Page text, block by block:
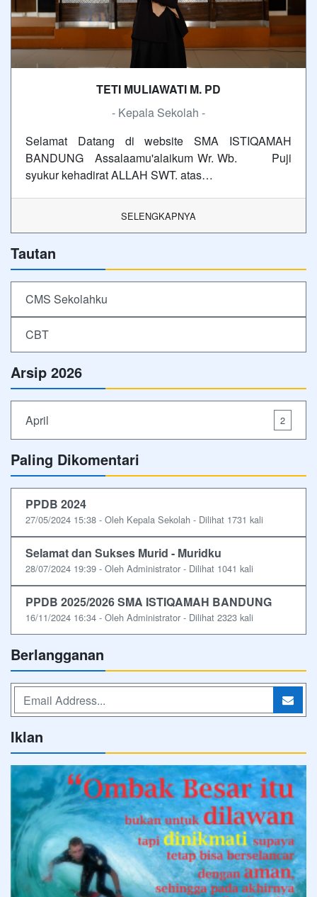
TETI MULIAWATI M. PD
- Kepala Sekolah -
Selamat Datang di website SMA ISTIQAMAH
BANDUNG Assalaamu'alaikum Wr. Wb. Puji
syukur kehadirat ALLAH SWT. atas…
SELENGKAPNYA
Tautan
CMS Sekolahku
CBT
Arsip 2026
April 2
Paling Dikomentari
PPDB 2024
27/05/2024 15:38 - Oleh Kepala Sekolah - Dilihat 1731 kali
Selamat dan Sukses Murid - Muridku
28/07/2024 19:39 - Oleh Administrator - Dilihat 1041 kali
PPDB 2025/2026 SMA ISTIQAMAH BANDUNG
16/11/2024 16:34 - Oleh Administrator - Dilihat 2323 kali
Berlangganan
Iklan